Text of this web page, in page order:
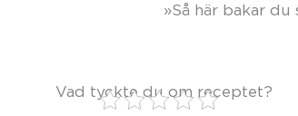
»Så här bakar du
Vad tyckte du om receptet?